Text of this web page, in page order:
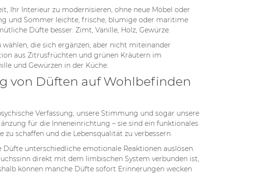
Ihr Interieur zu modernisieren, ohne neue Möbel oder
und Sommer leichte, frische, blumige oder maritime
Düfte besser: Zimt, Vanille, Holz, Gewürze.
die sich ergänzen, aber nicht miteinander
aus Zitrusfrüchten und grünen Kräutern im
und Gewürzen in der Küche.
von Düften auf Wohlbefinden
Verfassung, unsere Stimmung und sogar unsere
für die Inneneinrichtung – sie sind ein funktionales
schaffen und die Lebensqualität zu verbessern.
unterschiedliche emotionale Reaktionen auslösen.
direkt mit dem limbischen System verbunden ist,
können manche Düfte sofort Erinnerungen wecken